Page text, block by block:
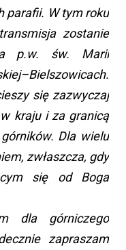
parafii. W tym roku
zostanie
p.w. św. Marii
się zazwyczaj
kraju i za granicą
Dla wielu
zwłaszcza, gdy
się od Boga
dla górniczego
zapraszam